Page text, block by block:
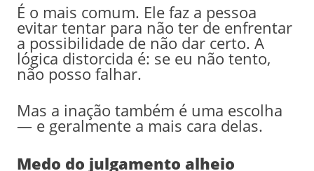
É o mais comum. Ele faz a pessoa
evitar tentar para não ter de enfrentar
a possibilidade de não dar certo. A
lógica distorcida é: se eu não tento,
não posso falhar.
Mas a inação também é uma escolha
— e geralmente a mais cara delas.
Medo do julgamento alheio